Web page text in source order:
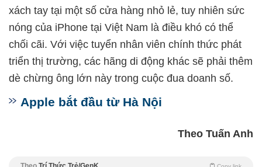
xách tay tại một số cửa hàng nhỏ lẻ, tuy nhiên sức
nóng của iPhone tại Việt Nam là điều khó có thể
chối cãi. Với việc tuyển nhân viên chính thức phát
triển thị trường, các hãng di động khác sẽ phải thêm
dè chừng ông lớn này trong cuộc đua doanh số.
Apple bắt đầu từ Hà Nội
Theo Tuấn Anh